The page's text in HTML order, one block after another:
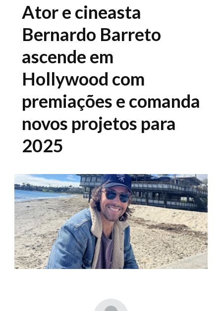
Ator e cineasta
Bernardo Barreto
ascende em
Hollywood com
premiações e comanda
novos projetos para
2025